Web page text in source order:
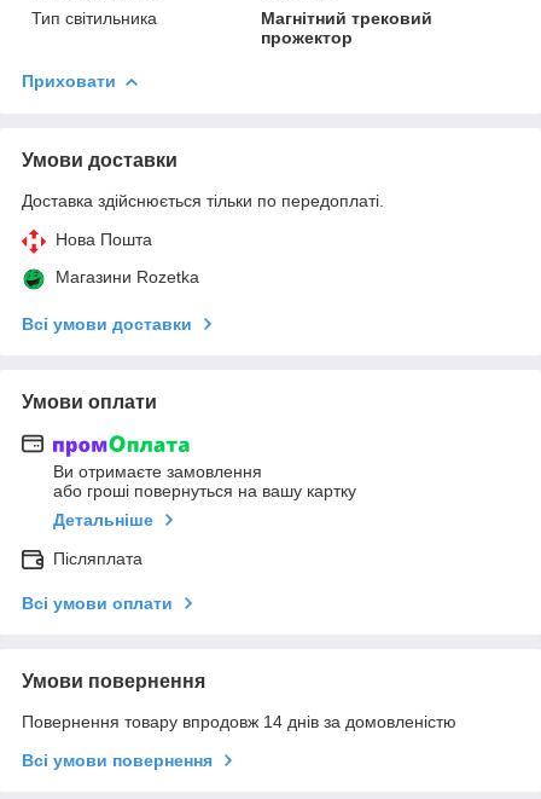
Тип світильника
Магнітний трековий
прожектор
Приховати
Умови доставки
Доставка здійснюється тільки по передоплаті.
Нова Пошта
Магазини Rozetka
Всі умови доставки
Умови оплати
Ви отримаєте замовлення
або гроші повернуться на вашу картку
Детальніше
Післяплата
Всі умови оплати
Умови повернення
Повернення товару впродовж 14 днів за домовленістю
Всі умови повернення